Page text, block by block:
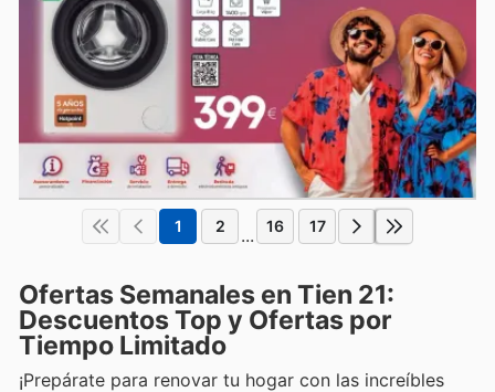
1 2 ... 16 17
Ofertas Semanales en Tien 21:
Descuentos Top y Ofertas por
Tiempo Limitado
¡Prepárate para renovar tu hogar con las increíbles